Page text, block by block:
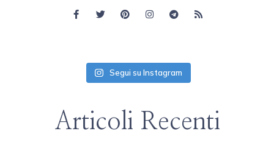
Segui su Instagram
Articoli Recenti